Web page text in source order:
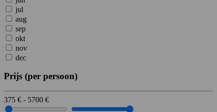
jul
aug
sep
okt
nov
dec
Prijs (per persoon)
375 € - 5700 €